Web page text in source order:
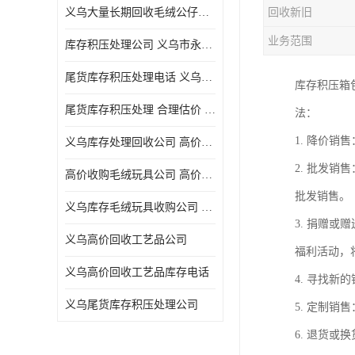
五金工具库存回收
库存厨具回收
义乌大量长期回收毛绒公仔公司 高价回收库存积压 高价回收 欢迎电话咨询
库存积压处理公司 义乌市永峰贸易商行
尾货库存积压处理电话 义乌市永峰贸易商行
尾货库存积压处理 合理估价 量大量小均可
义乌库存处理回收公司 高价回收库存积压 大量尾货回收
高价收购毛绒玩具公司 高价回收库存积压 回收库存 二手勿扰
义乌库存毛绒玩具收购公司 高价回收库存积压 义乌市永峰贸易商行
义乌高价回收工艺品公司
义乌高价回收工艺品库存电话
义乌尾货库存积压处理公司
回收新旧
业务范围
库存积压箱
法：
1. 降价销
2. 批发销售
批发销售。
3. 捐赠或赠
福利活动，
4. 寻找新的
5. 定制销售
6. 退货或换